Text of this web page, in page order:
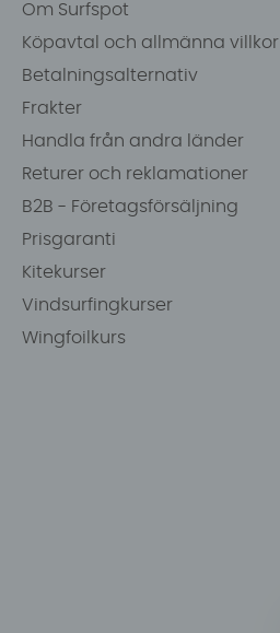
Om Surfspot
Köpavtal och allmänna villkor
Betalningsalternativ
Frakter
Handla från andra länder
Returer och reklamationer
B2B - Företagsförsäljning
Prisgaranti
Kitekurser
Vindsurfingkurser
Wingfoilkurs